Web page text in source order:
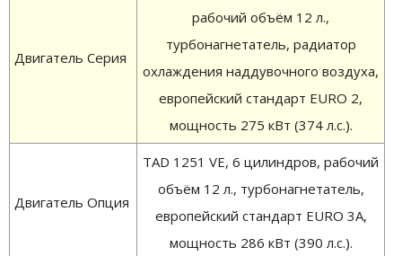
Двигатель Серия
рабочий объём 12 л.,
турбонагнетатель, радиатор
охлаждения наддувочного воздуха,
европейский стандарт EURO 2,
мощность 275 кВт (374 л.с.).
Двигатель Опция
TAD 1251 VE, 6 цилиндров, рабочий
объём 12 л., турбонагнетатель,
европейский стандарт EURO 3A,
мощность 286 кВт (390 л.с.).